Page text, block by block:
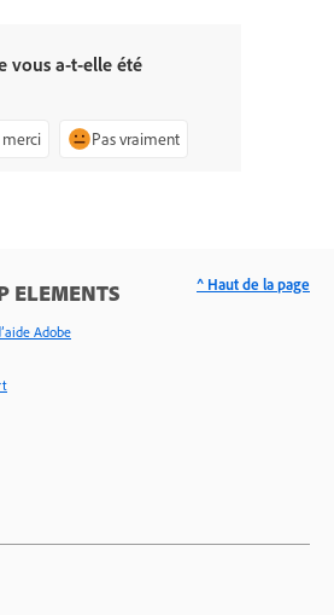
vous a-t-elle été
merci Pas vraiment
ELEMENTS
Adobe
^ Haut de la page